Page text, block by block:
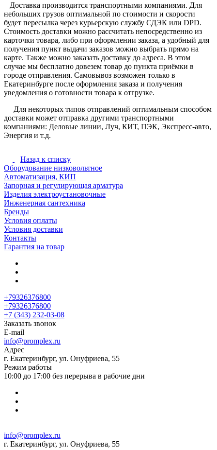
Доставка производится транспортными компаниями. Для
небольших грузов оптимальной по стоимости и скорости
будет пересылка через курьерскую службу СДЭК или DPD.
Стоимость доставки можно рассчитать непосредственно из
карточки товара, либо при оформлении заказа, а удобный для
получения пункт выдачи заказов можно выбрать прямо на
карте. Также можно заказать доставку до адреса. В этом
случае мы бесплатно довезем товар до пункта приёмки в
городе отправления. Самовывоз возможен только в
Екатеринбурге после оформления заказа и получения
уведомления о готовности товара к отгрузке.
Для некоторых типов отправлений оптимальным способом
доставки может отправка другими транспортными
компаниями: Деловые линии, Луч, КИТ, ПЭК, Экспресс-авто,
Энергия и т.д.
Назад к списку
Оборудование низковольтное
Автоматизация, КИП
Запорная и регулирующая арматура
Изделия электроустановочные
Инженерная сантехника
Бренды
Условия оплаты
Условия доставки
Контакты
Гарантия на товар
+79326376800
+79326376800
+7 (343) 232-03-08
Заказать звонок
E-mail
info@promplex.ru
Адрес
г. Екатеринбург, ул. Онуфриева, 55
Режим работы
10:00 до 17:00 без перерыва в рабочие дни
info@promplex.ru
г. Екатеринбург, ул. Онуфриева, 55